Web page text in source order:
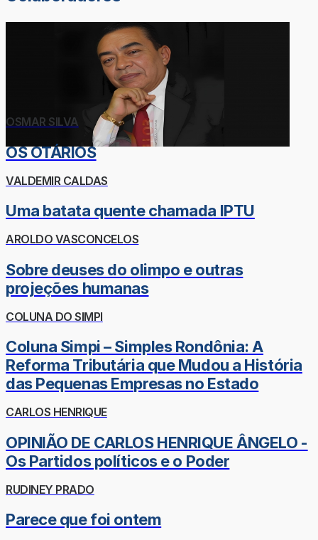
OSMAR SILVA
OS OTÁRIOS
VALDEMIR CALDAS
Uma batata quente chamada IPTU
AROLDO VASCONCELOS
Sobre deuses do olimpo e outras
projeções humanas
COLUNA DO SIMPI
Coluna Simpi – Simples Rondônia: A
Reforma Tributária que Mudou a História
das Pequenas Empresas no Estado
CARLOS HENRIQUE
OPINIÃO DE CARLOS HENRIQUE ÂNGELO -
Os Partidos políticos e o Poder
RUDINEY PRADO
Parece que foi ontem